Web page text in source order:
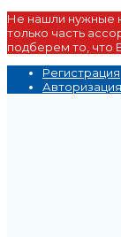
Не нашли нужные
только часть
подберем то, что
Регистрация
Авторизация